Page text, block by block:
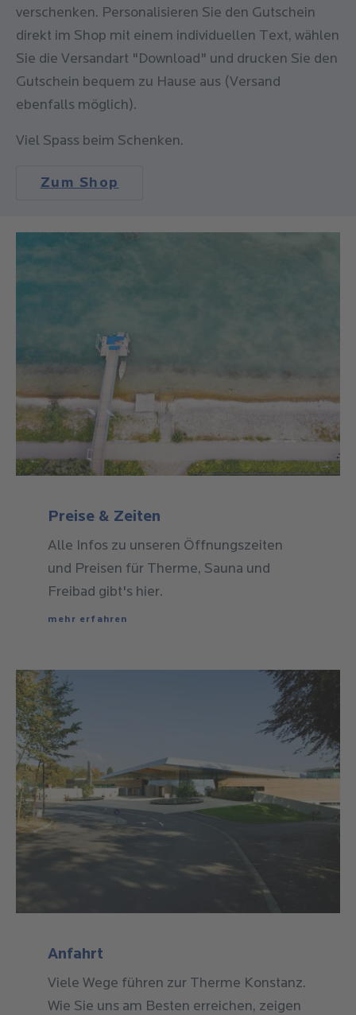
verschenken. Personalisieren Sie den Gutschein
direkt im Shop mit einem individuellen Text, wählen
Sie die Versandart "Download" und drucken Sie den
Gutschein bequem zu Hause aus (Versand
ebenfalls möglich).
Viel Spass beim Schenken.
Zum Shop
Alle Infos zu unseren Öffnungszeiten
und Preisen für Therme, Sauna und
Freibad gibt's hier.
mehr erfahren
Viele Wege führen zur Therme Konstanz.
Wie Sie uns am Besten erreichen, zeigen